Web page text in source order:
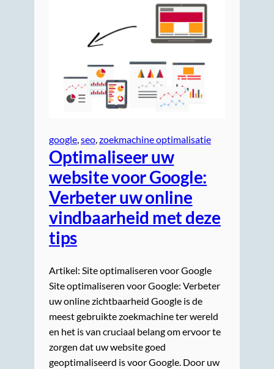
google, seo, zoekmachine optimalisatie
Optimaliseer uw
website voor Google:
Verbeter uw online
vindbaarheid met deze
tips
Artikel: Site optimaliseren voor Google
Site optimaliseren voor Google: Verbeter
uw online zichtbaarheid Google is de
meest gebruikte zoekmachine ter wereld
en het is van cruciaal belang om ervoor te
zorgen dat uw website goed
geoptimaliseerd is voor Google. Door uw